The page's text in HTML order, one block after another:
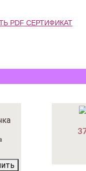
PDF СЕРТИФИКАТ